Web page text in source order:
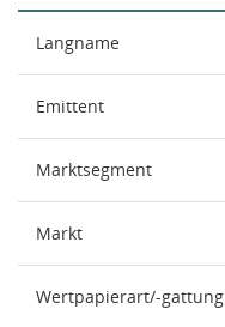
Langname
Emittent
Marktsegment
Markt
Wertpapierart/-gattung